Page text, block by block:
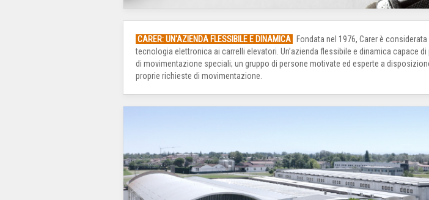
CARER: UN'AZIENDA FLESSIBILE E DINAMICA
Fondata nel 1976, Carer è
tecnologia elettronica ai carrelli elevatori. Un’azienda flessibile e dinamica capace
di movimentazione speciali; un gruppo di persone motivate ed esperte a
proprie richieste di movimentazione.